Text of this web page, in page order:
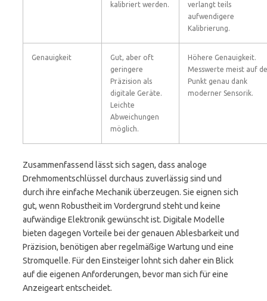
kalibriert werden.
verlangt teils
aufwendigere
Kalibrierung.
Genauigkeit
Gut, aber oft
geringere
Präzision als
digitale Geräte.
Leichte
Abweichungen
möglich.
Höhere Genauigkeit.
Messwerte meist auf
Punkt genau dank
moderner Sensorik.
Zusammenfassend lässt sich sagen, dass analoge
Drehmomentschlüssel durchaus zuverlässig sind und
durch ihre einfache Mechanik überzeugen. Sie eignen sich
gut, wenn Robustheit im Vordergrund steht und keine
aufwändige Elektronik gewünscht ist. Digitale Modelle
bieten dagegen Vorteile bei der genauen Ablesbarkeit und
Präzision, benötigen aber regelmäßige Wartung und eine
Stromquelle. Für den Einsteiger lohnt sich daher ein Blick
auf die eigenen Anforderungen, bevor man sich für eine
Anzeigeart entscheidet.